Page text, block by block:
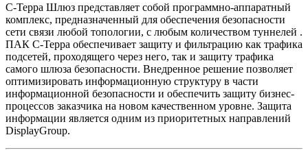
С-Терра Шлюз представляет собой программно-аппаратный
комплекс, предназначенный для обеспечения безопасности
сети связи любой топологии, с любым количеством туннелей .
ПАК С-Терра обеспечивает защиту и фильтрацию как трафика
подсетей, проходящего через него, так и защиту трафика
самого шлюза безопасности. Внедренное решение позволяет
оптимизировать информационную структуру в части
информационной безопасности и обеспечить защиту бизнес-
процессов заказчика на новом качественном уровне. Защита
информации является одним из приоритетных направлений
DisplayGroup.